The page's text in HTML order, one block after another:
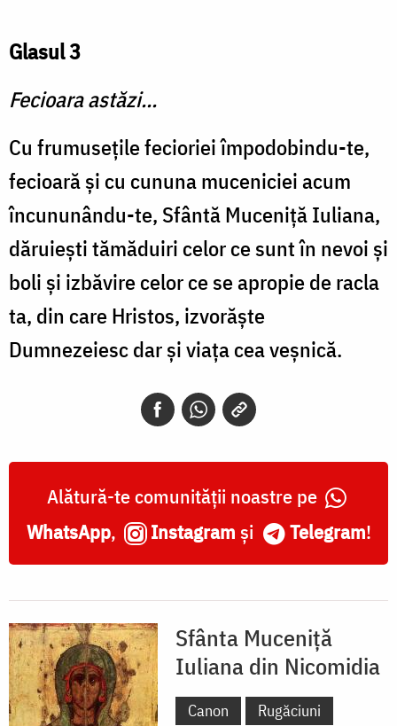
Glasul 3
Fecioara astăzi...
Cu frumuseţile fecioriei împodobindu-te,
fecioară şi cu cununa muceniciei acum
încununându-te, Sfântă Muceniţă Iuliana,
dăruieşti tămăduiri celor ce sunt în nevoi şi
boli şi izbăvire celor ce se apropie de racla
ta, din care Hristos, izvorăşte
Dumnezeiesc dar şi viaţa cea veşnică.
Alătură-te comunității noastre pe
WhatsApp, Instagram și Telegram!
Sfânta Muceniță
Iuliana din Nicomidia
Canon
Rugăciuni